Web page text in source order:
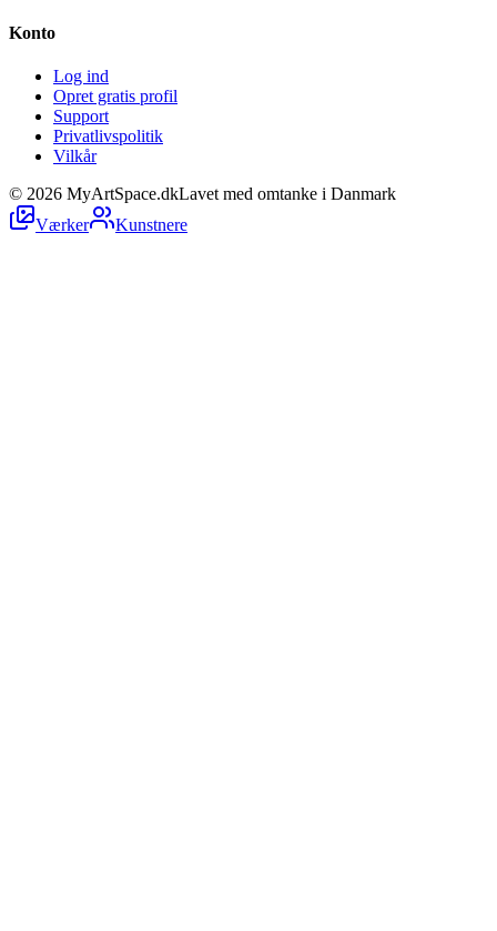
Konto
Log ind
Opret gratis profil
Support
Privatlivspolitik
Vilkår
© 2026 MyArtSpace.dkLavet med omtanke i Danmark
Værker
Kunstnere